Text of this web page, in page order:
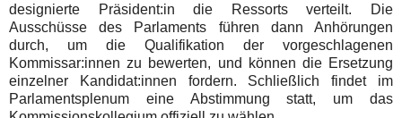
designierte Präsident:in die Ressorts verteilt. Die
Ausschüsse des Parlaments führen dann Anhörungen
durch, um die Qualifikation der vorgeschlagenen
Kommissar:innen zu bewerten, und können die Ersetzung
einzelner Kandidat:innen fordern. Schließlich findet im
Parlamentsplenum eine Abstimmung statt, um das